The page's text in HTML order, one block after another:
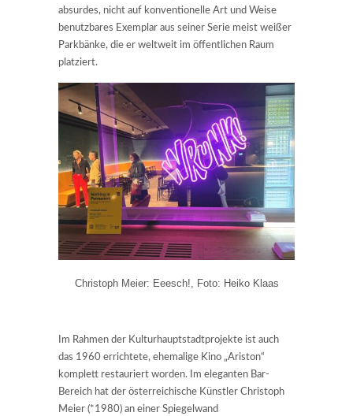
absurdes, nicht auf konventionelle Art und Weise
benutzbares Exemplar aus seiner Serie meist weißer
Parkbänke, die er weltweit im öffentlichen Raum
platziert.
Christoph Meier: Eeesch!, Foto: Heiko Klaas
Im Rahmen der Kulturhauptstadtprojekte ist auch
das 1960 errichtete, ehemalige Kino „Ariston“
komplett restauriert worden. Im eleganten Bar-
Bereich hat der österreichische Künstler Christoph
Meier (*1980) an einer Spiegelwand